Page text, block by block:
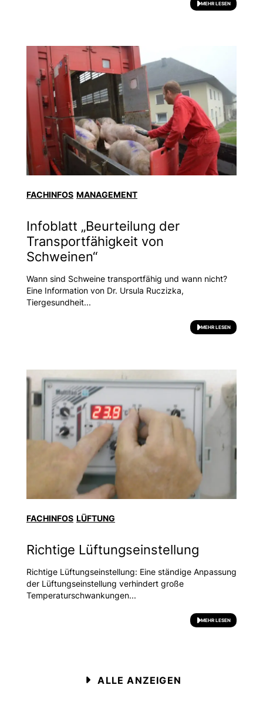
MEHR LESEN
FACHINFOS MANAGEMENT
Infoblatt „Beurteilung der
Transportfähigkeit von
Schweinen“
Wann sind Schweine transportfähig und wann nicht?
Eine Information von Dr. Ursula Ruczizka,
Tiergesundheit...
MEHR LESEN
FACHINFOS LÜFTUNG
Richtige Lüftungseinstellung
Richtige Lüftungseinstellung: Eine ständige Anpassung
der Lüftungseinstellung verhindert große
Temperaturschwankungen...
MEHR LESEN
ALLE ANZEIGEN